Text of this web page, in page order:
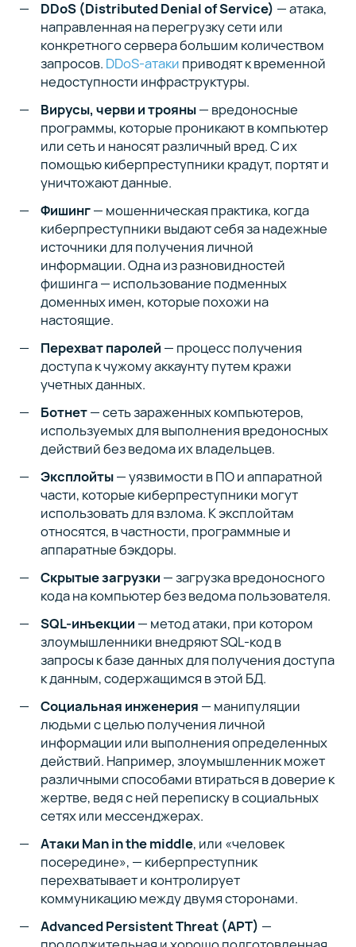
DDoS (Distributed Denial of Service) — атака,
направленная на перегрузку сети или
конкретного сервера большим количеством
запросов. DDoS-атаки приводят к временной
недоступности инфраструктуры.
Вирусы, черви и трояны— вредоносные
программы, которые проникают в компьютер
или сеть и наносят различный вред. С их
помощью киберпреступники крадут, портят и
уничтожают данные.
Фишинг— мошенническая практика, когда
киберпреступники выдают себя за надежные
источники для получения личной
информации. Одна из разновидностей
фишинга — использование подменных
доменных имен, которые похожи на
настоящие.
Перехват паролей — процесс получения
доступа к чужому аккаунту путем кражи
учетных данных.
Ботнет— сеть зараженных компьютеров,
используемых для выполнения вредоносных
действий без ведома их владельцев.
Эксплойты— уязвимости в ПО и аппаратной
части, которые киберпреступники могут
использовать для взлома. К эксплойтам
относятся, в частности, программные и
аппаратные бэкдоры.
Скрытые загрузки — загрузка вредоносного
кода на компьютер без ведома пользователя.
SQL-инъекции — метод атаки, при котором
злоумышленники внедряют SQL-код в
запросы к базе данных для получения доступа
к данным, содержащимся в этой БД.
Социальная инженерия — манипуляции
людьми с целью получения личной
информации или выполнения определенных
действий. Например, злоумышленник может
различными способами втираться в доверие к
жертве, ведя с ней переписку в социальных
сетях или мессенджерах.
Атаки Man in the middle, или «человек
посередине», — киберпреступник
перехватывает и контролирует
коммуникацию между двумя сторонами.
Advanced Persistent Threat (APT) —